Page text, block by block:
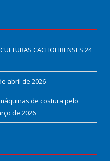
CACHOEIRENSES 24
abril de 2026
de costura pelo
de 2026